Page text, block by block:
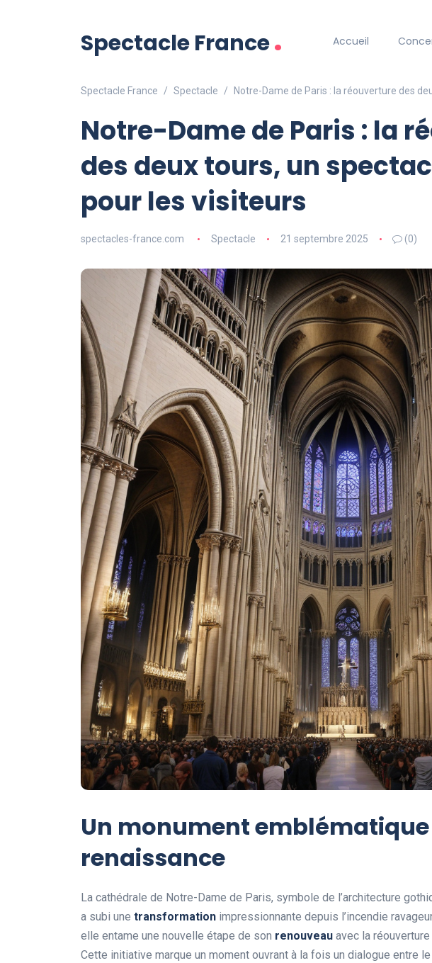
Spectacle France. Accueil
Spectacle France Spectacle Notre-Dame de Paris : la réouverture des
Notre-Dame de Paris : la
des deux tours, un
pour les visiteurs
spectacles-france.com Spectacle 21 septembre 2025 (0)
Un monument
renaissance
La cathédrale de Notre-Dame de Paris, symbole de l’architecture
a subi une transformation impressionnante depuis l’incendie
elle entame une nouvelle étape de son renouveau avec la
Cette initiative marque un moment ouvrant à la fois un dialogue entre